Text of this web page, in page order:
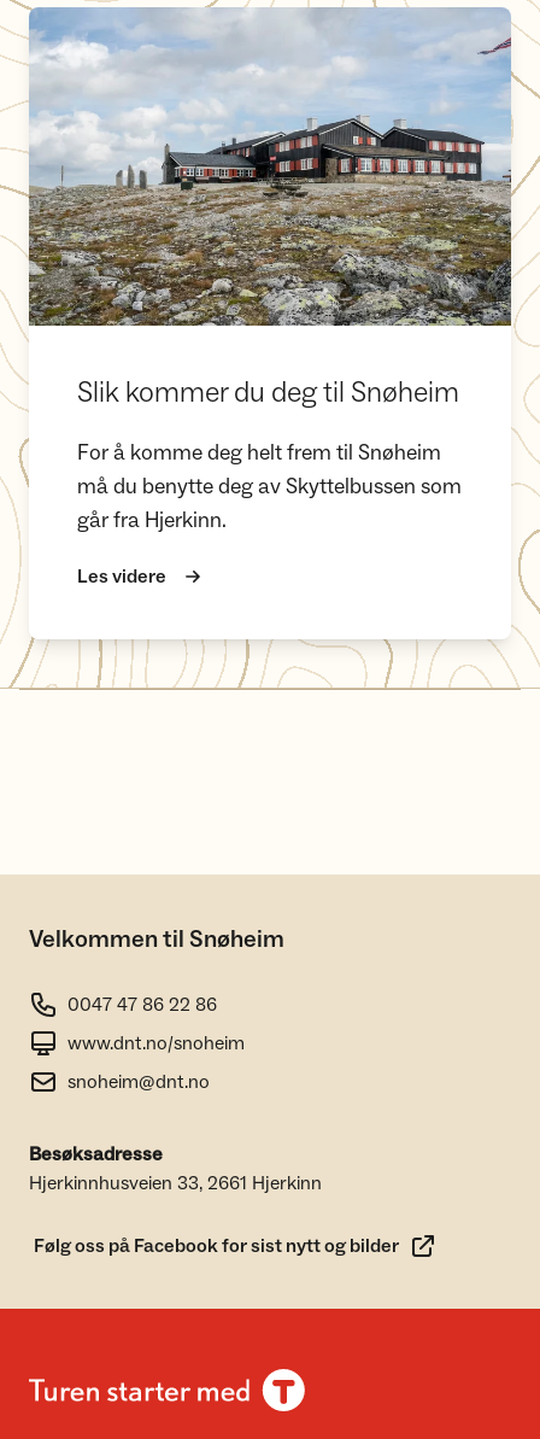
Slik kommer du deg til Snøheim
Slik kommer du deg til Snøheim
For å komme deg helt frem til Snøheim
må du benytte deg av Skyttelbussen som
går fra Hjerkinn.
Les videre
Velkommen til Snøheim
0047 47 86 22 86
www.dnt.no/snoheim
snoheim@dnt.no
Besøksadresse
Hjerkinnhusveien 33, 2661 Hjerkinn
Følg oss på Facebook for sist nytt og bilder